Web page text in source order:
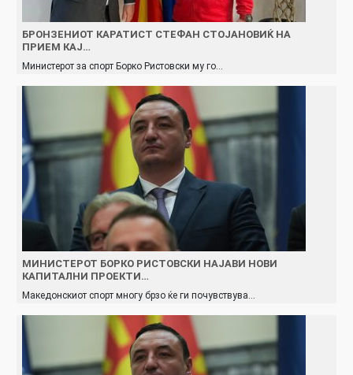
БРОНЗЕНИОТ КАРАТИСТ СТЕФАН СТОЈАНОВИЌ НА
ПРИЕМ КАЈ…
Министерот за спорт Борко Ристовски му го…
МИНИСТЕРОТ БОРКО РИСТОВСКИ НАЈАВИ НОВИ
КАПИТАЛНИ ПРОЕКТИ…
Македонскиот спорт многу брзо ќе ги почувствува…